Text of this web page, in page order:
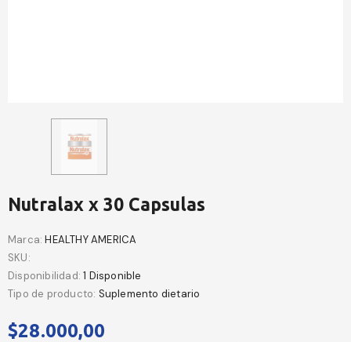
Nutralax x 30 Capsulas
Marca: HEALTHY AMERICA
SKU:
Disponibilidad: 1 Disponible
Tipo de producto: Suplemento dietario
$28.000,00